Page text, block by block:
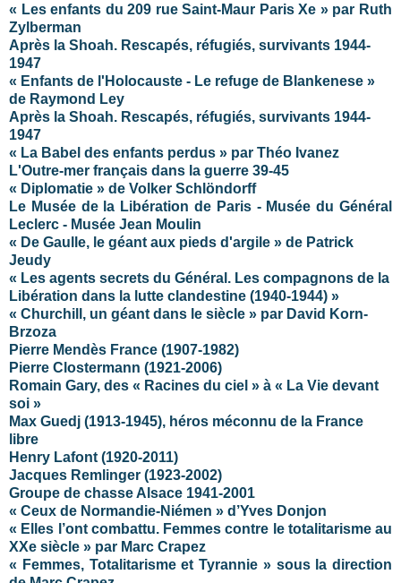
« Les enfants du 209 rue Saint-Maur Paris Xe » par Ruth
Zylberman
Après la Shoah. Rescapés, réfugiés, survivants 1944-
1947
« Enfants de l'Holocauste - Le refuge de Blankenese »
de Raymond Ley
Après la Shoah. Rescapés, réfugiés, survivants 1944-
1947
« La Babel des enfants perdus » par Théo Ivanez
L'Outre-mer français dans la guerre 39-45
« Diplomatie » de Volker Schlöndorff
Le Musée de la Libération de Paris - Musée du Général
Leclerc - Musée Jean Moulin
« De Gaulle, le géant aux pieds d'argile » de Patrick
Jeudy
« Les agents secrets du Général. Les compagnons de la
Libération dans la lutte clandestine (1940-1944) »
« Churchill, un géant dans le siècle » par David Korn-
Brzoza
Pierre Mendès France (1907-1982)
Pierre Clostermann (1921-2006)
Romain Gary, des « Racines du ciel » à « La Vie devant
soi »
Max Guedj (1913-1945), héros méconnu de la France
libre
Henry Lafont (1920-2011)
Jacques Remlinger (1923-2002)
Groupe de chasse Alsace 1941-2001
« Ceux de Normandie-Niémen » d’Yves Donjon
« Elles l’ont combattu. Femmes contre le totalitarisme au
XXe siècle » par Marc Crapez
« Femmes, Totalitarisme et Tyrannie » sous la direction